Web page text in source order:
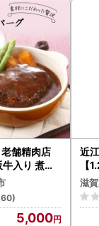
舗精肉店
入り 煮込
110g×4枚
グルメ ハ
5,000
近
【
】
滋